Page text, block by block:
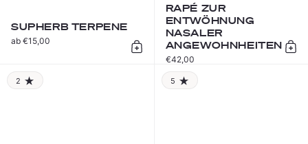
SUPHERB TERPENE
ab €15,00
In den Warenkorb
RAPÉ ZUR
ENTWÖHNUNG
NASALER
ANGEWOHNHEITEN
€42,00 In
RATING: 2.0 OUT OF 5.0
2 RATING: 5.0 OUT OF 5.0
5